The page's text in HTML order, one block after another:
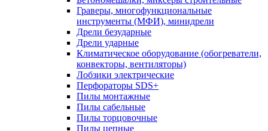
Граверы, многофункциональные
инструменты (МФИ), минидрели
Дрели безударные
Дрели ударные
Климатическое оборудование (обогреватели,
конвекторы, вентиляторы)
Лобзики электрические
Перфораторы SDS+
Пилы монтажные
Пилы сабельные
Пилы торцовочные
Пилы цепные